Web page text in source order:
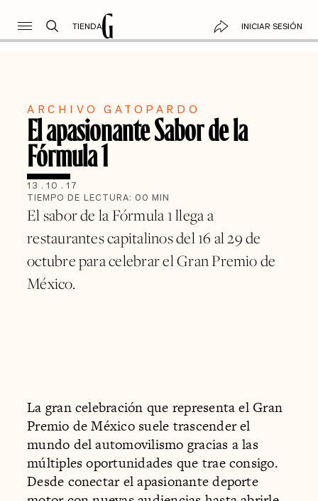
TIENDA INICIAR SESIÓN
ARCHIVO GATOPARDO
El apasionante Sabor de la
Fórmula 1
13 . 10 . 17
TIEMPO DE LECTURA: 00 MIN
El sabor de la Fórmula 1 llega a
restaurantes capitalinos del 16 al 29 de
octubre para celebrar el Gran Premio de
México.
La gran celebración que representa el Gran
Premio de México suele trascender el
mundo del automovilismo gracias a las
múltiples oportunidades que trae consigo.
Desde conectar el apasionante deporte